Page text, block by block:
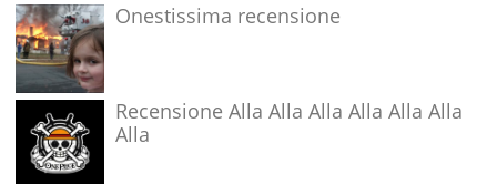
Onestissima recensione
Recensione Alla Alla Alla Alla Alla Alla
Alla